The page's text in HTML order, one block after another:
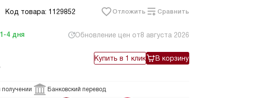
Код товара: 1129852 Отложить Сравнить
1-4 дня Обновление цен от8 августа 2026
Купить в 1 клик В корзину
получении Банковский перевод